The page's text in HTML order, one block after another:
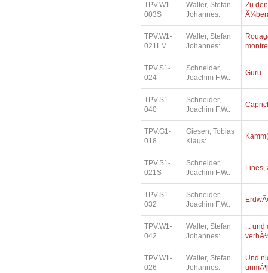
TPV.W1-
003S
Walter, Stefan
Johannes:
Zu
TPV.W1-
021LM
Walter, Stefan
Johannes:
montre
TPV.S1-
024
Schneider,
Joachim F.W.:
Guru
TPV.S1-
040
Schneider,
Joachim F.W.:
TPV.G1-
018
Giesen, Tobias
Klaus:
TPV.S1-
021S
Schneider,
Joachim F.W.:
Lines,
TPV.S1-
032
Schneider,
Joachim F.W.:
TPV.W1-
042
Walter, Stefan
Johannes:
... und
TPV.W1-
026
Walter, Stefan
Johannes:
Und